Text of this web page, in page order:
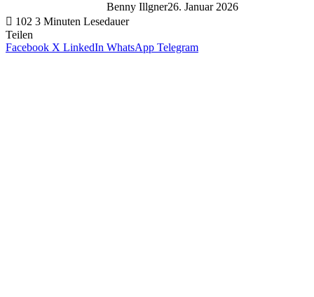
Benny Illgner26. Januar 2026
102 3 Minuten Lesedauer
Teilen
Facebook X LinkedIn WhatsApp Telegram